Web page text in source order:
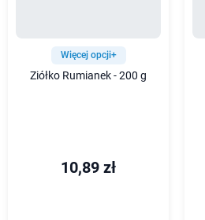
Więcej opcji+
Ziółko Rumianek - 200 g
10,89 zł